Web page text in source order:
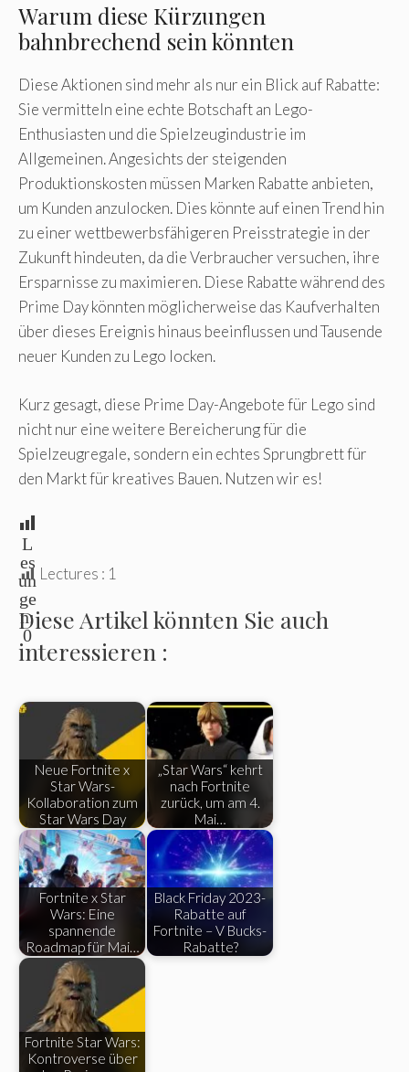
Warum diese Kürzungen
bahnbrechend sein könnten
Diese Aktionen sind mehr als nur ein Blick auf Rabatte:
Sie vermitteln eine echte Botschaft an Lego-
Enthusiasten und die Spielzeugindustrie im
Allgemeinen. Angesichts der steigenden
Produktionskosten müssen Marken Rabatte anbieten,
um Kunden anzulocken. Dies könnte auf einen Trend hin
zu einer wettbewerbsfähigeren Preisstrategie in der
Zukunft hindeuten, da die Verbraucher versuchen, ihre
Ersparnisse zu maximieren. Diese Rabatte während des
Prime Day könnten möglicherweise das Kaufverhalten
über dieses Ereignis hinaus beeinflussen und Tausende
neuer Kunden zu Lego locken.
Kurz gesagt, diese Prime Day-Angebote für Lego sind
nicht nur eine weitere Bereicherung für die
Spielzeugregale, sondern ein echtes Sprungbrett für
den Markt für kreatives Bauen. Nutzen wir es!
L
es
un
ge
n:
0
Lectures : 1
Diese Artikel könnten Sie auch
interessieren :
Neue Fortnite x
Star Wars-
Kollaboration zum
Star Wars Day
„Star Wars“ kehrt
nach Fortnite
zurück, um am 4.
Mai…
Fortnite x Star
Wars: Eine
spannende
Roadmap für Mai…
Black Friday 2023-
Rabatte auf
Fortnite – V Bucks-
Rabatte?
Fortnite Star Wars:
Kontroverse über